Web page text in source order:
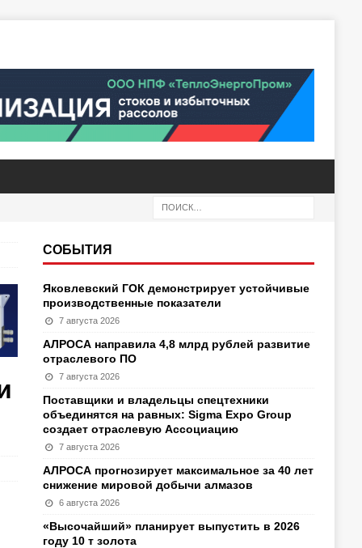
СОБЫТИЯ
Яковлевский ГОК демонстрирует устойчивые
производственные показатели
7 августа 2026
АЛРОСА направила 4,8 млрд рублей развитие
отраслевого ПО
7 августа 2026
Поставщики и владельцы спецтехники
объединятся на равных: Sigma Expo Group
создает отраслевую Ассоциацию
7 августа 2026
АЛРОСА прогнозирует максимальное за 40 лет
снижение мировой добычи алмазов
6 августа 2026
«Высочайший» планирует выпустить в 2026
году 10 т золота